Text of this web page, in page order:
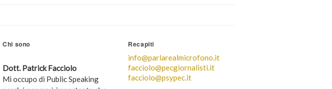
Chi sono
Dott. Patrick Facciolo
Mi occupo di Public Speaking
Recapiti
info@parlarealmicrofono.it
facciolo@pecgiornalisti.it
facciolo@psypec.it